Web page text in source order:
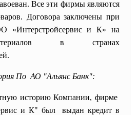
Все эти фирмы являются
Договора заключены при
«Интерстройсервис и К» на
в странах
По АО "Альянс Банк":
историю Компании, фирме
и К" был выдан кредит в